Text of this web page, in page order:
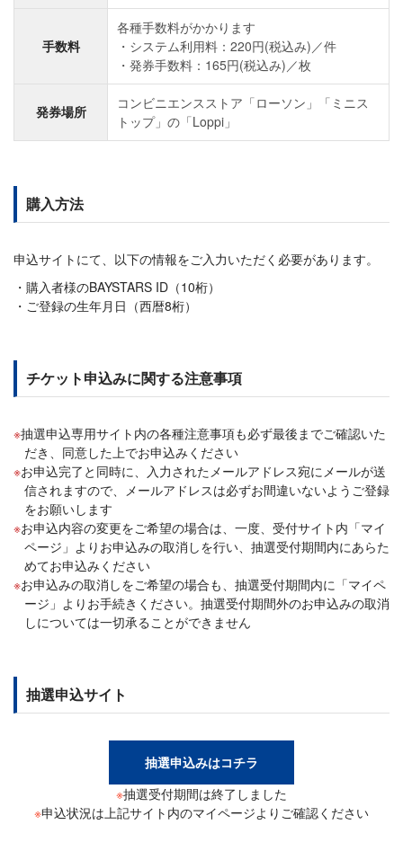
手数料
各種手数料がかかります
システム利用料：220円(税込み)／件
発券手数料：165円(税込み)／枚
発券場所
コンビニエンスストア「ローソン」「ミニス
トップ」の「Loppi」
購入方法
申込サイトにて、以下の情報をご入力いただく必要があります。
購入者様のBAYSTARS ID（10桁）
ご登録の生年月日（西暦8桁）
チケット申込みに関する注意事項
抽選申込専用サイト内の各種注意事項も必ず最後までご確認いた
だき、同意した上でお申込みください
お申込完了と同時に、入力されたメールアドレス宛にメールが送
信されますので、メールアドレスは必ずお間違いないようご登録
をお願いします
お申込内容の変更をご希望の場合は、一度、受付サイト内「マイ
ページ」よりお申込みの取消しを行い、抽選受付期間内にあらた
めてお申込みください
お申込みの取消しをご希望の場合も、抽選受付期間内に「マイペ
ージ」よりお手続きください。抽選受付期間外のお申込みの取消
しについては一切承ることができません
抽選申込サイト
抽選申込みはコチラ
※抽選受付期間は終了しました
※申込状況は上記サイト内のマイページよりご確認ください